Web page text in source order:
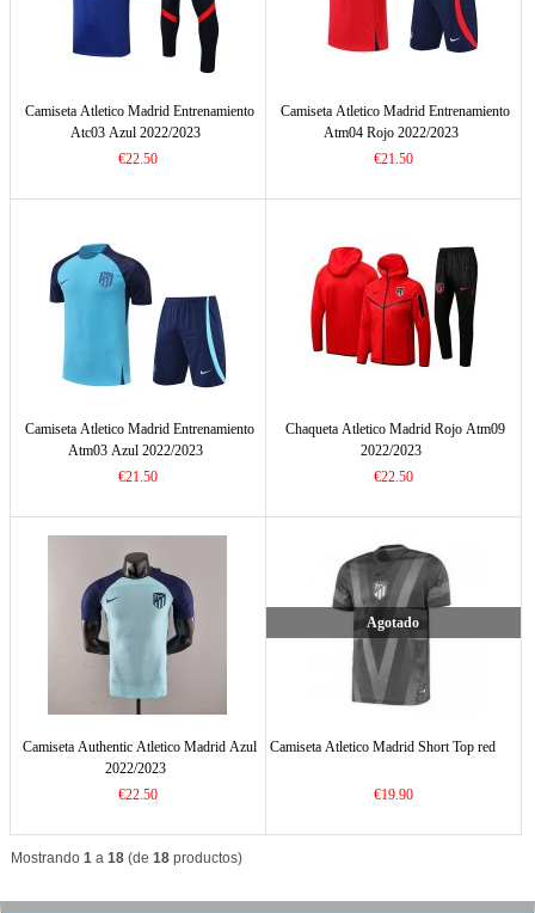
Camiseta Atletico Madrid Entrenamiento
Atc03 Azul 2022/2023
€22.50
Camiseta Atletico Madrid Entrenamiento
Atm04 Rojo 2022/2023
€21.50
Camiseta Atletico Madrid Entrenamiento
Atm03 Azul 2022/2023
€21.50
Chaqueta Atletico Madrid Rojo Atm09
2022/2023
€22.50
Camiseta Authentic Atletico Madrid Azul
2022/2023
€22.50
Agotado
Camiseta Atletico Madrid Short Top red
€19.90
Mostrando 1a 18(de 18productos)